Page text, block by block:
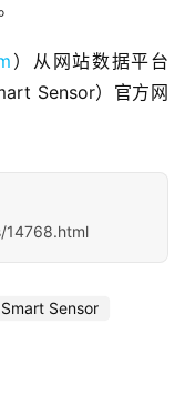
）从网站数据平台
Sensor）官方网
14768.html
Smart Sensor